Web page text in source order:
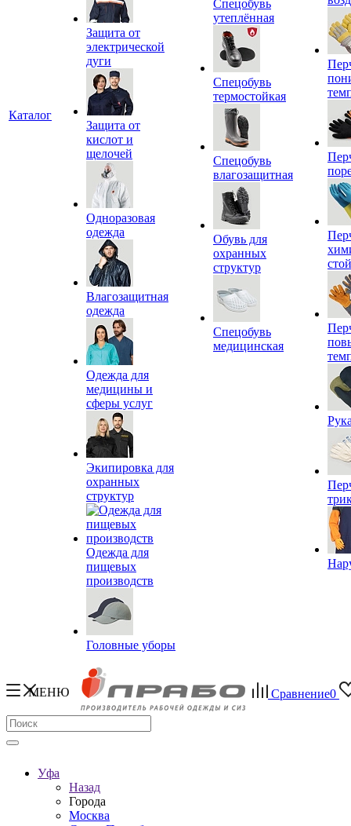
Каталог
Защита от
электрической
дуги
Защита от
кислот и
щелочей
Одноразовая
одежда
Влагозащитная
одежда
Одежда для
медицины и
сферы услуг
Экипировка для
охранных
структур
Одежда для
пищевых
производств
Головные уборы
Спецобувь
утеплённая
Спецобувь
термостойкая
Спецобувь
влагозащитная
Обувь для
охранных
структур
Спецобувь
медицинская
МЕНЮ Сравнение0
Уфа
Назад
Города
Москва